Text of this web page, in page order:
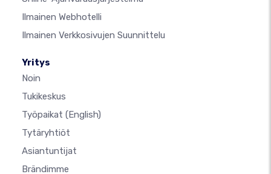
Ilmainen Webhotelli
Ilmainen Verkkosivujen Suunnittelu
Yritys
Noin
Tukikeskus
Työpaikat (English)
Tytäryhtiöt
Asiantuntijat
Brändimme